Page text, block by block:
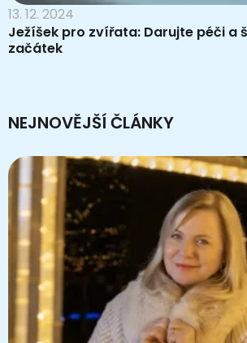
13. 12. 2024
Ježíšek pro zvířata: Darujte péči a
začátek
NEJNOVĚJŠÍ ČLÁNKY